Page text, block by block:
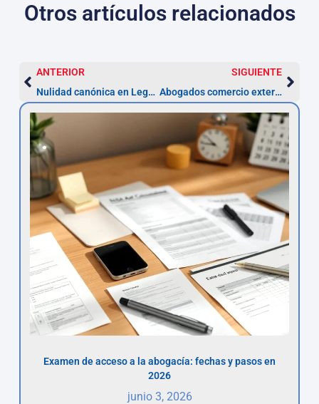
Otros artículos relacionados
ANTERIOR
Nulidad canónica en Leganés: plazos 6–24 meses y cómo actuar
SIGUIENTE
Abogados comercio exterior Leganés – Respuesta en 10–15 días
Examen de acceso a la abogacía: fechas y pasos en
2026
junio 3, 2026